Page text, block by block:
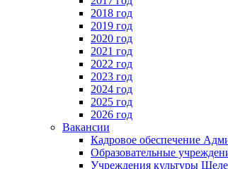
2018 год
2019 год
2020 год
2021 год
2022 год
2023 год
2024 год
2025 год
2026 год
Вакансии
Кадровое обеспечение
Образовательные
Учреждения культуры